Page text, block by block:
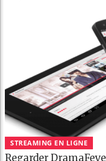
STREAMING EN LIGNE
Regarder